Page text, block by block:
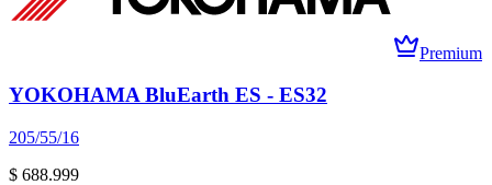
Premium
YOKOHAMA BluEarth ES - ES32
205/55/16
$ 688.999